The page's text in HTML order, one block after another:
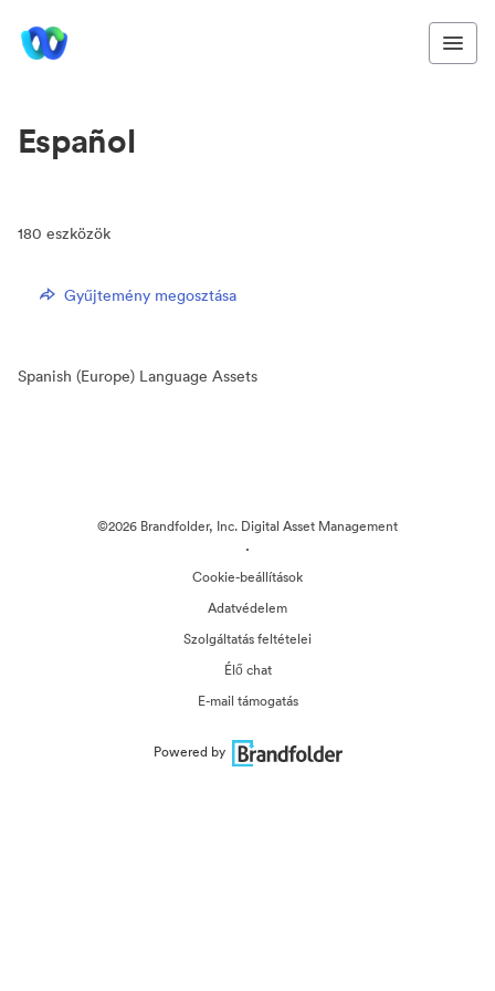
Español
180 eszközök
Gyűjtemény megosztása
Spanish (Europe) Language Assets
©2026 Brandfolder, Inc. Digital Asset Management
·
Cookie-beállítások
Adatvédelem
Szolgáltatás feltételei
Élő chat
E-mail támogatás
Powered by